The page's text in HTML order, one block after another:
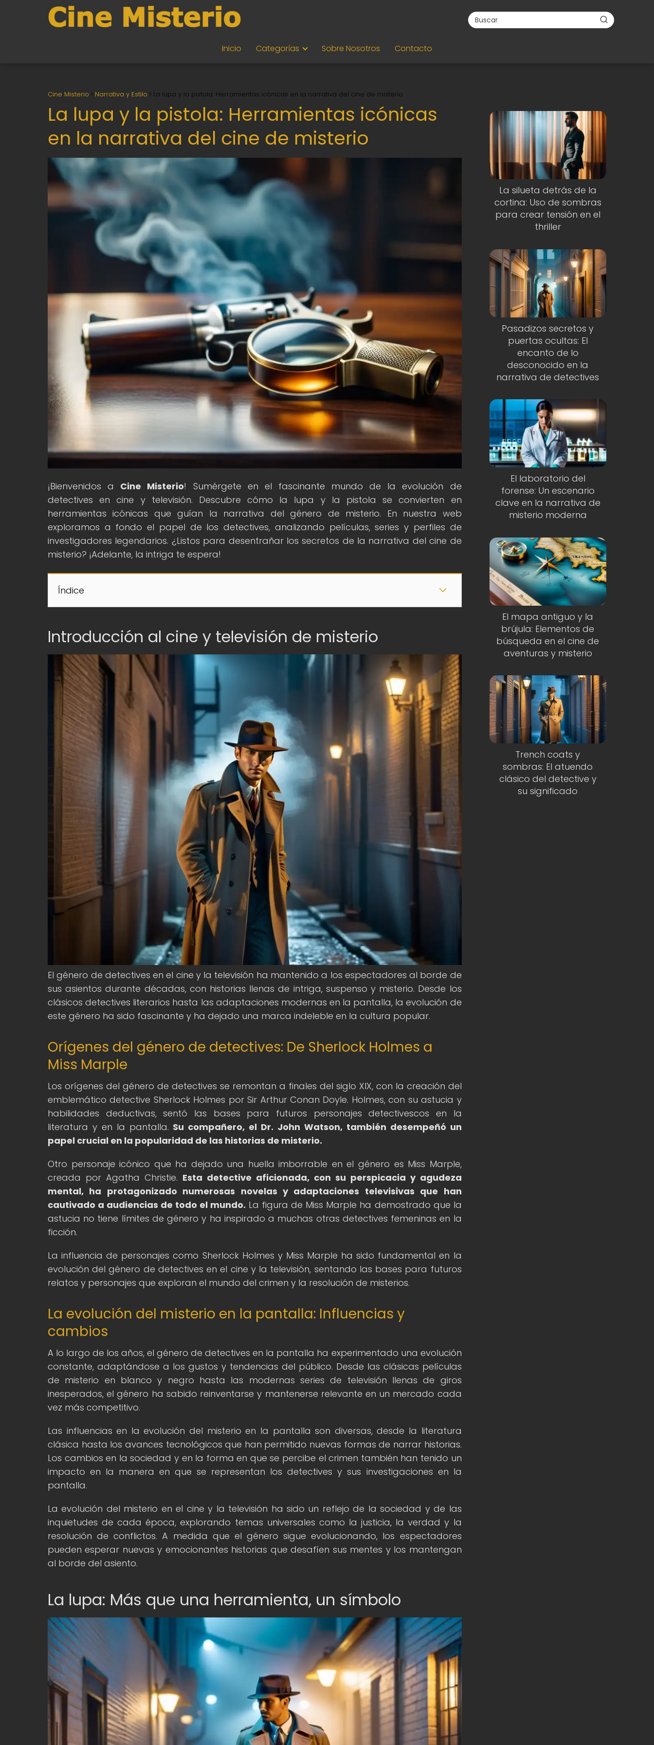
Inicio Categorías Sobre Nosotros Contacto
Cine Misterio Narrativa y Estilo La lupa y la pistola: Herramientas icónicas en la narrativa del cine de misterio
La lupa y la pistola: Herramientas icónicas
en la narrativa del cine de misterio
¡Bienvenidos a Cine Misterio! Sumérgete en el fascinante mundo de la evolución de
detectives en cine y televisión. Descubre cómo la lupa y la pistola se convierten en
herramientas icónicas que guían la narrativa del género de misterio. En nuestra web
exploramos a fondo el papel de los detectives, analizando películas, series y perfiles de
investigadores legendarios. ¿Listos para desentrañar los secretos de la narrativa del cine de
misterio? ¡Adelante, la intriga te espera!
Índice
Introducción al cine y televisión de misterio
El género de detectives en el cine y la televisión ha mantenido a los espectadores al borde de
sus asientos durante décadas, con historias llenas de intriga, suspenso y misterio. Desde los
clásicos detectives literarios hasta las adaptaciones modernas en la pantalla, la evolución de
este género ha sido fascinante y ha dejado una marca indeleble en la cultura popular.
Orígenes del género de detectives: De Sherlock Holmes a
Miss Marple
Los orígenes del género de detectives se remontan a finales del siglo XIX, con la creación del
emblemático detective Sherlock Holmes por Sir Arthur Conan Doyle. Holmes, con su astucia y
habilidades deductivas, sentó las bases para futuros personajes detectivescos en la
literatura y en la pantalla. Su compañero, el Dr. John Watson, también desempeñó un
papel crucial en la popularidad de las historias de misterio.
Otro personaje icónico que ha dejado una huella imborrable en el género es Miss Marple,
creada por Agatha Christie. Esta detective aficionada, con su perspicacia y agudeza
mental, ha protagonizado numerosas novelas y adaptaciones televisivas que han
cautivado a audiencias de todo el mundo. La figura de Miss Marple ha demostrado que la
astucia no tiene límites de género y ha inspirado a muchas otras detectives femeninas en la
ficción.
La influencia de personajes como Sherlock Holmes y Miss Marple ha sido fundamental en la
evolución del género de detectives en el cine y la televisión, sentando las bases para futuros
relatos y personajes que exploran el mundo del crimen y la resolución de misterios.
La evolución del misterio en la pantalla: Influencias y
cambios
A lo largo de los años, el género de detectives en la pantalla ha experimentado una evolución
constante, adaptándose a los gustos y tendencias del público. Desde las clásicas películas
de misterio en blanco y negro hasta las modernas series de televisión llenas de giros
inesperados, el género ha sabido reinventarse y mantenerse relevante en un mercado cada
vez más competitivo.
Las influencias en la evolución del misterio en la pantalla son diversas, desde la literatura
clásica hasta los avances tecnológicos que han permitido nuevas formas de narrar historias.
Los cambios en la sociedad y en la forma en que se percibe el crimen también han tenido un
impacto en la manera en que se representan los detectives y sus investigaciones en la
pantalla.
La evolución del misterio en el cine y la televisión ha sido un reflejo de la sociedad y de las
inquietudes de cada época, explorando temas universales como la justicia, la verdad y la
resolución de conflictos. A medida que el género sigue evolucionando, los espectadores
pueden esperar nuevas y emocionantes historias que desafíen sus mentes y los mantengan
al borde del asiento.
La lupa: Más que una herramienta, un símbolo
La silueta detrás de la
cortina: Uso de sombras
para crear tensión en el
thriller
Pasadizos secretos y
puertas ocultas: El
encanto de lo
desconocido en la
narrativa de detectives
El laboratorio del
forense: Un escenario
clave en la narrativa de
misterio moderna
El mapa antiguo y la
brújula: Elementos de
búsqueda en el cine de
aventuras y misterio
Trench coats y
sombras: El atuendo
clásico del detective y
su significado